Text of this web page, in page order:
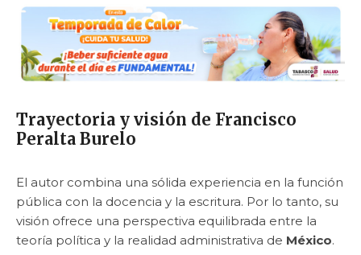
Trayectoria y visión de Francisco
Peralta Burelo
El autor combina una sólida experiencia en la función
pública con la docencia y la escritura. Por lo tanto, su
visión ofrece una perspectiva equilibrada entre la
teoría política y la realidad administrativa de México.